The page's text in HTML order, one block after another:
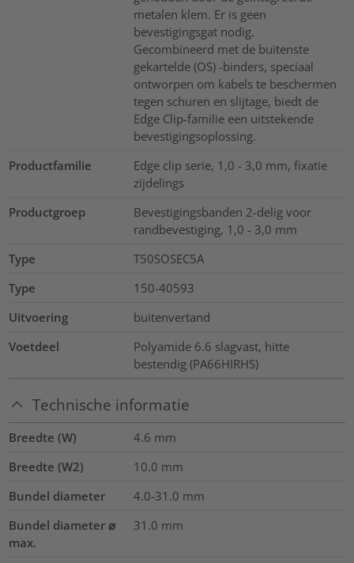
metalen klem. Er is geen
bevestigingsgat nodig.
Gecombineerd met de buitenste
gekartelde (OS) -binders, speciaal
ontworpen om kabels te beschermen
tegen schuren en slijtage, biedt de
Edge Clip-familie een uitstekende
bevestigingsoplossing.
Productfamilie
Edge clip serie, 1,0 - 3,0 mm, fixatie
zijdelings
Productgroep
Bevestigingsbanden 2-delig voor
randbevestiging, 1,0 - 3,0 mm
Type
T50SOSEC5A
Type
150-40593
Uitvoering
buitenvertand
Voetdeel
Polyamide 6.6 slagvast, hitte
bestendig (PA66HIRHS)
Technische informatie
Breedte (W) 4.6 mm
Breedte (W2)
10.0 mm
Bundel diameter
4.0-31.0 mm
Bundel diameter ⌀
max.
31.0 mm